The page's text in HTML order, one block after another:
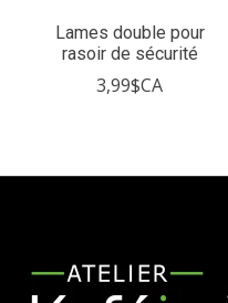
Lames double pour
rasoir de sécurité
3,99$CA